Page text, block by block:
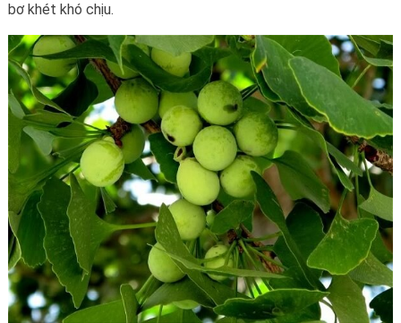
bơ khét khó chịu.